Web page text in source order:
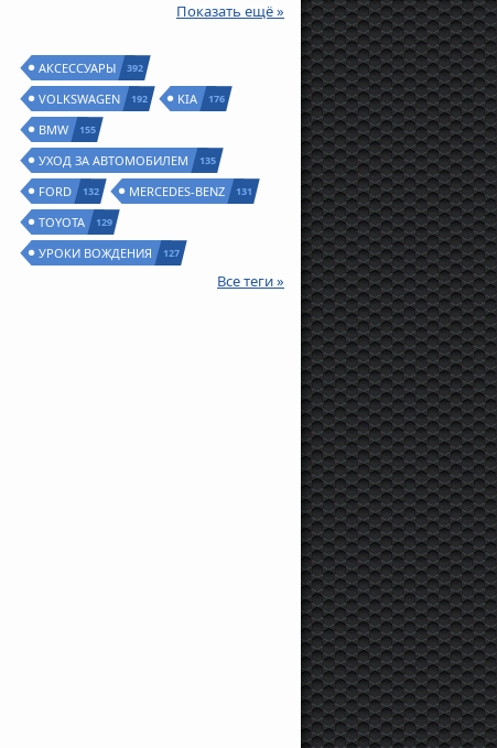
Показать ещё »
АКСЕССУАРЫ 392
VOLKSWAGEN 192 KIA 176
BMW 155
УХОД ЗА АВТОМОБИЛЕМ 135
FORD 132 MERCEDES-BENZ 131
TOYOTA 129
УРОКИ ВОЖДЕНИЯ 127
Все теги »